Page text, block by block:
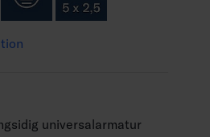
universalarmatur